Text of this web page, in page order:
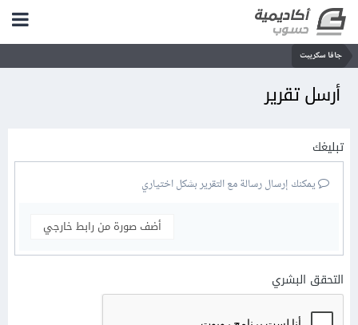
جافا سكريبت
أرسل تقرير
تبليغك
يمكنك إرسال رسالة مع التقرير بشكل اختياري
أضف صورة من رابط خارجي
التحقق البشري